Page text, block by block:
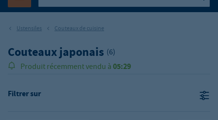
Ustensiles Couteaux de cuisine
Couteaux japonais (6)
Produit récemment vendu à 05:29
Filtrer sur